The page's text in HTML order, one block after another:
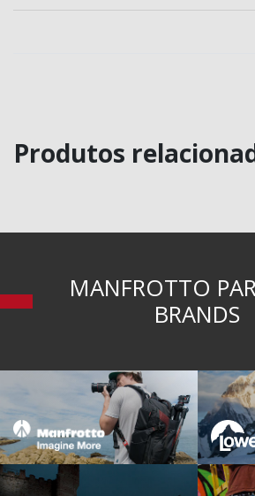
Produtos
MANFROTTO
BRANDS